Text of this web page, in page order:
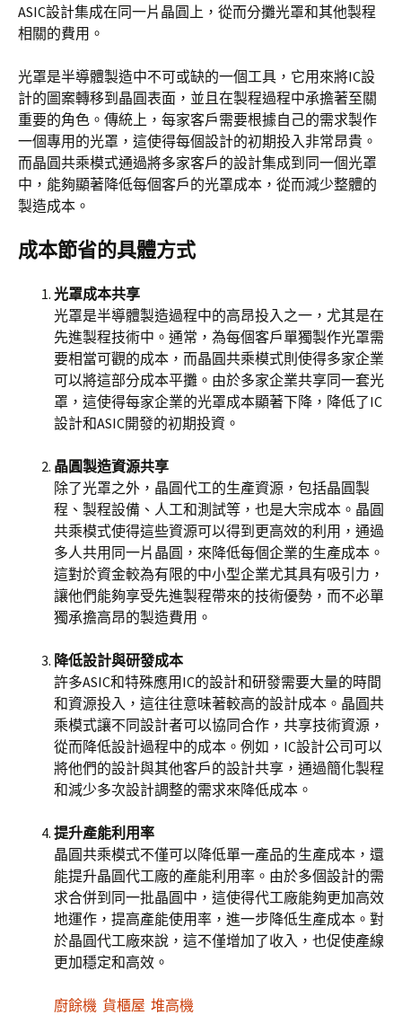
ASIC設計集成在同一片晶圓上，從而分攤光罩和其他製程
相關的費用。
光罩是半導體製造中不可或缺的一個工具，它用來將IC設
計的圖案轉移到晶圓表面，並且在製程過程中承擔著至關
重要的角色。傳統上，每家客戶需要根據自己的需求製作
一個專用的光罩，這使得每個設計的初期投入非常昂貴。
而晶圓共乘模式通過將多家客戶的設計集成到同一個光罩
中，能夠顯著降低每個客戶的光罩成本，從而減少整體的
製造成本。
成本節省的具體方式
光罩成本共享
光罩是半導體製造過程中的高昂投入之一，尤其是在
先進製程技術中。通常，為每個客戶單獨製作光罩需
要相當可觀的成本，而晶圓共乘模式則使得多家企業
可以將這部分成本平攤。由於多家企業共享同一套光
罩，這使得每家企業的光罩成本顯著下降，降低了IC
設計和ASIC開發的初期投資。
晶圓製造資源共享
除了光罩之外，晶圓代工的生產資源，包括晶圓製
程、製程設備、人工和測試等，也是大宗成本。晶圓
共乘模式使得這些資源可以得到更高效的利用，通過
多人共用同一片晶圓，來降低每個企業的生產成本。
這對於資金較為有限的中小型企業尤其具有吸引力，
讓他們能夠享受先進製程帶來的技術優勢，而不必單
獨承擔高昂的製造費用。
降低設計與研發成本
許多ASIC和特殊應用IC的設計和研發需要大量的時間
和資源投入，這往往意味著較高的設計成本。晶圓共
乘模式讓不同設計者可以協同合作，共享技術資源，
從而降低設計過程中的成本。例如，IC設計公司可以
將他們的設計與其他客戶的設計共享，通過簡化製程
和減少多次設計調整的需求來降低成本。
提升產能利用率
晶圓共乘模式不僅可以降低單一產品的生產成本，還
能提升晶圓代工廠的產能利用率。由於多個設計的需
求合併到同一批晶圓中，這使得代工廠能夠更加高效
地運作，提高產能使用率，進一步降低生產成本。對
於晶圓代工廠來說，這不僅增加了收入，也促使產線
更加穩定和高效。
廚餘機 貨櫃屋 堆高機